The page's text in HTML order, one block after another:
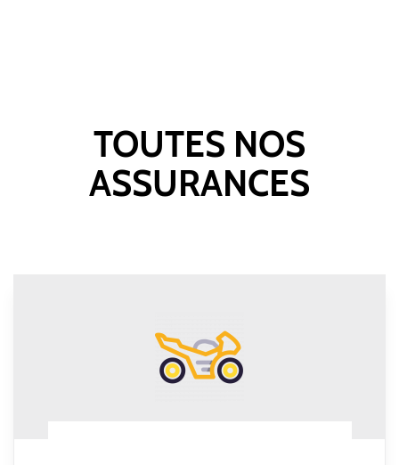
TOUTES NOS
ASSURANCES